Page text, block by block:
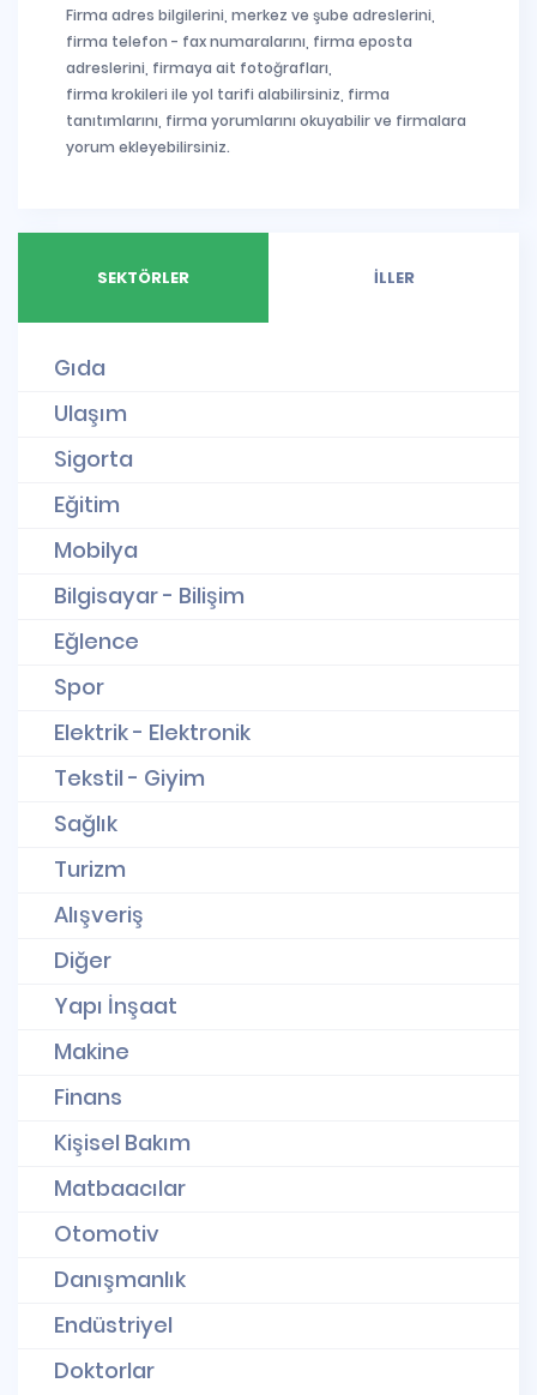
Firma adres bilgilerini, merkez ve şube adreslerini,
firma telefon - fax numaralarını, firma eposta
adreslerini, firmaya ait fotoğrafları,
firma krokileri ile yol tarifi alabilirsiniz, firma
tanıtımlarını, firma yorumlarını okuyabilir ve firmalara
yorum ekleyebilirsiniz.
SEKTÖRLER İLLER
Gıda
Ulaşım
Sigorta
Eğitim
Mobilya
Bilgisayar - Bilişim
Eğlence
Spor
Elektrik - Elektronik
Tekstil - Giyim
Sağlık
Turizm
Alışveriş
Diğer
Yapı İnşaat
Makine
Finans
Kişisel Bakım
Matbaacılar
Otomotiv
Danışmanlık
Endüstriyel
Doktorlar